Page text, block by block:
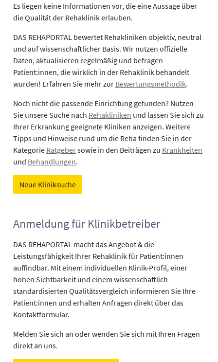
Es liegen keine Informationen vor, die eine Aussage über
die Qualität der Rehaklinik erlauben.
DAS REHAPORTAL bewertet Rehakliniken objektiv, neutral
und auf wissenschaftlicher Basis. Wir nutzen offizielle
Daten, aktualisieren regelmäßig und befragen
Patient:innen, die wirklich in der Rehaklinik behandelt
wurden! Erfahren Sie mehr zur Bewertungsmethodik.
Noch nicht die passende Einrichtung gefunden? Nutzen
Sie unsere Suche nach Rehakliniken und lassen Sie sich zu
Ihrer Erkrankung geeignete Kliniken anzeigen. Weitere
Tipps und Hinweise rund um die Reha finden Sie in der
Kategorie Ratgebersowie in den Beiträgen zu Krankheiten
und Behandlungen.
Neue Kliniksuche
Anmeldung für Klinikbetreiber
DAS REHAPORTAL macht das Angebot & die
Leistungsfähigkeit Ihrer Rehaklinik für Patient:innen
auffindbar. Mit einem individuellen Klinik-Profil, einer
hohen Sichtbarkeit und einem wissenschaftlich
standardisierten Qualitätsvergleich informieren Sie Ihre
Patient:innen und erhalten Anfragen direkt über das
Kontaktformular.
Melden Sie sich an oder wenden Sie sich mit Ihren Fragen
direkt an uns.